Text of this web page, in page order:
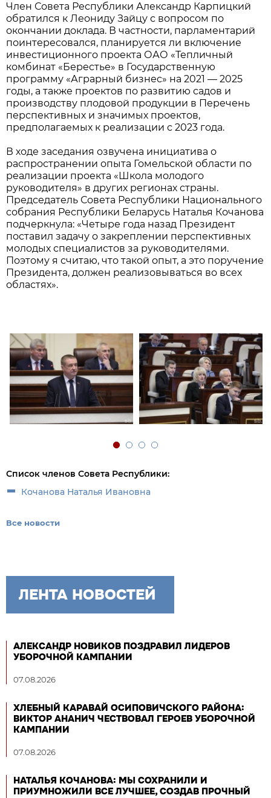
Член Совета Республики Александр Карпицкий
обратился к Леониду Зайцу с вопросом по
окончании доклада. В частности, парламентарий
поинтересовался, планируется ли включение
инвестиционного проекта ОАО «Тепличный
комбинат «Берестье» в Государственную
программу «Аграрный бизнес» на 2021 — 2025
годы, а также проектов по развитию садов и
производству плодовой продукции в Перечень
перспективных и значимых проектов,
предполагаемых к реализации с 2023 года.
В ходе заседания озвучена инициатива о
распространении опыта Гомельской области по
реализации проекта «Школа молодого
руководителя» в других регионах страны.
Председатель Совета Республики Национального
собрания Республики Беларусь Наталья Кочанова
подчеркнула: «Четыре года назад Президент
поставил задачу о закреплении перспективных
молодых специалистов за руководителями.
Поэтому я считаю, что такой опыт, а это поручение
Президента, должен реализовываться во всех
областях».
Список членов Совета Республики:
Кочанова Наталья Ивановна
Все новости
ЛЕНТА НОВОСТЕЙ
АЛЕКСАНДР НОВИКОВ ПОЗДРАВИЛ ЛИДЕРОВ
УБОРОЧНОЙ КАМПАНИИ
07.08.2026
ХЛЕБНЫЙ КАРАВАЙ ОСИПОВИЧСКОГО РАЙОНА:
ВИКТОР АНАНИЧ ЧЕСТВОВАЛ ГЕРОЕВ УБОРОЧНОЙ
КАМПАНИИ
07.08.2026
НАТАЛЬЯ КОЧАНОВА: МЫ СОХРАНИЛИ И
ПРИУМНОЖИЛИ ВСЕ ЛУЧШЕЕ, СОЗДАВ ПРОЧНЫЙ